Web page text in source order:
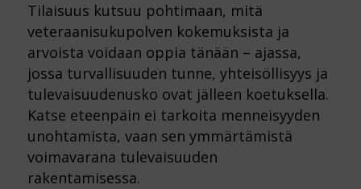
Tilaisuus kutsuu pohtimaan, mitä
veteraanisukupolven kokemuksista ja
arvoista voidaan oppia tänään – ajassa,
jossa turvallisuuden tunne, yhteisöllisyys ja
tulevaisuudenusko ovat jälleen koetuksella.
Katse eteenpäin ei tarkoita menneisyyden
unohtamista, vaan sen ymmärtämistä
voimavarana tulevaisuuden
rakentamisessa.